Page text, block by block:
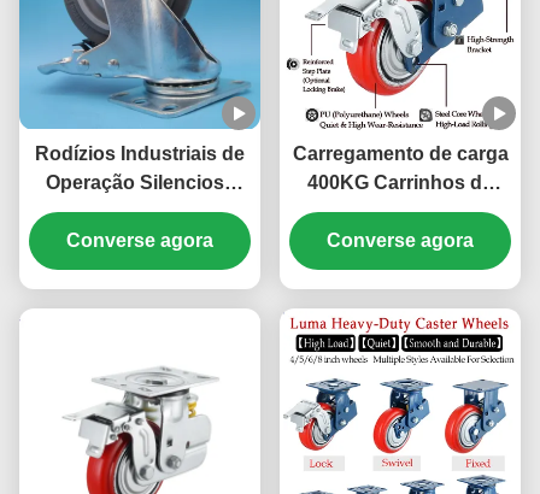
Rodízios Industriais de
Operação Silenciosa
TPR Médios Antirrugas
Rodízios para
Carrinhos de Carga
Converse agora
Carregamento de carga
400KG Carrinhos de
absorção de choque de
carga pesada Carrinhos
de equipamento médico
Converse agora